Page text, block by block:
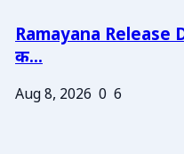
Ramayana Release
क...
Aug 8, 2026 0 6